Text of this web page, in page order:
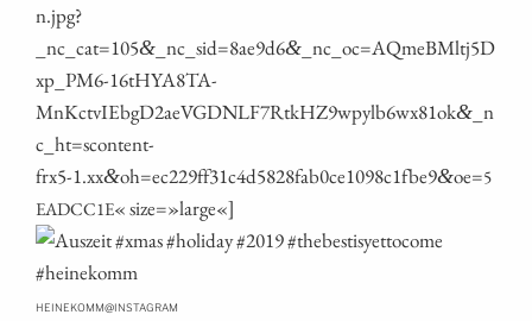
n.jpg?
_nc_cat=105& _nc_sid=8ae9d6& _nc_oc=AQmeBMltj5D
xp_PM6-16tHYA8TA-
MnKctvIEbgD2aeVGDNLF7RtkHZ9wpylb6wx81ok& _n
c_ht=scontent-
frx5‑1.xx&oh=ec229ff31c4d5828fab0ce1098c1fbe9&oe=5
EADCC1E« size=»large«]
HEINEKOMM@INSTAGRAM